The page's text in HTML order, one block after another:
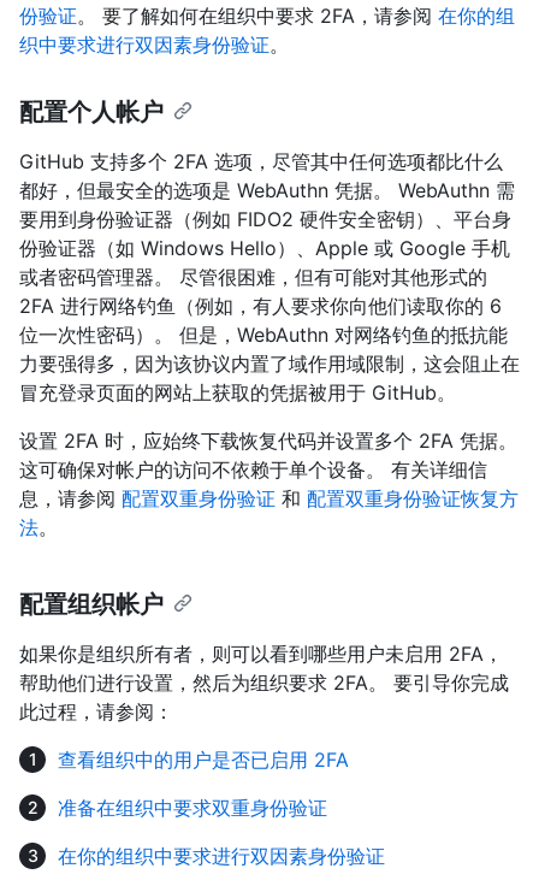
份验证。 要了解如何在组织中要求 2FA，请参阅 在你的组
织中要求进行双因素身份验证。
配置个人帐户
GitHub 支持多个 2FA 选项，尽管其中任何选项都比什么
都好，但最安全的选项是 WebAuthn 凭据。 WebAuthn 需
要用到身份验证器（例如 FIDO2 硬件安全密钥）、平台身
份验证器（如 Windows Hello）、Apple 或 Google 手机
或者密码管理器。 尽管很困难，但有可能对其他形式的
2FA 进行网络钓鱼（例如，有人要求你向他们读取你的 6
位一次性密码）。 但是，WebAuthn 对网络钓鱼的抵抗能
力要强得多，因为该协议内置了域作用域限制，这会阻止在
冒充登录页面的网站上获取的凭据被用于 GitHub。
设置 2FA 时，应始终下载恢复代码并设置多个 2FA 凭据。
这可确保对帐户的访问不依赖于单个设备。 有关详细信
息，请参阅 配置双重身份验证 和 配置双重身份验证恢复方
法。
配置组织帐户
如果你是组织所有者，则可以看到哪些用户未启用 2FA，
帮助他们进行设置，然后为组织要求 2FA。 要引导你完成
此过程，请参阅：
查看组织中的用户是否已启用 2FA
准备在组织中要求双重身份验证
在你的组织中要求进行双因素身份验证